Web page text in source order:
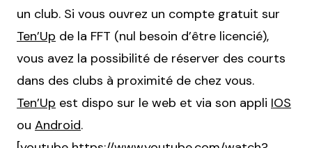
un club. Si vous ouvrez un compte gratuit sur
Ten’Up de la FFT (nul besoin d’être licencié),
vous avez la possibilité de réserver des courts
dans des clubs à proximité de chez vous.
Ten’Up est dispo sur le web et via son appli IOS
ou Android.